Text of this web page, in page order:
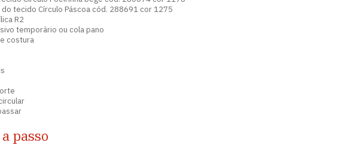
do tecido Círculo Páscoa cód. 288691 cor 1275
R2
temporário ou cola pano
costura
passo